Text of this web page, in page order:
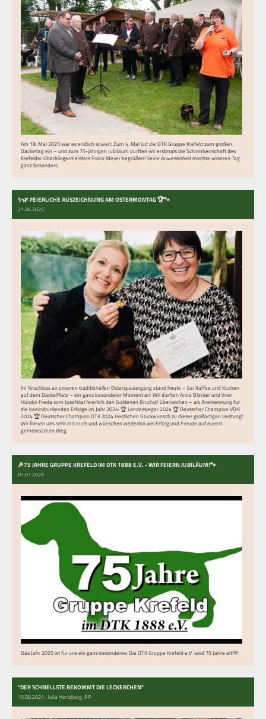
Am 18. Mai 2025 war es endlich soweit: Zum 4. Mal lud die DTK Gruppe Krefeld zum großen
Dackeltag ein – und zum 75-jährigen Jubiläum durften wir erstmals die Schirmherrschaft des
Krefelder Oberbürgermeisters Frank Meyer begrüßen! Seine Anwesenheit machte unseren Tag
ganz besonders.
✨🌿 FEIERLICHE AUSZEICHNUNG AM OSTERMONTAG 🏆🐾
21.04.2025
Im Anschluss an unseren traditionellen Osterspaziergang stand heute – bei Kaffee und Kuchen
auf dem DackelPlatz – ein ganz besonderer Moment an: Wir durften Anna Blecker und ihrer
Hündin Freda vom Josefstal feierlich den Goldenen Bruch🌿 überreichen – als Anerkennung für
die beeindruckenden Erfolge im Jahr 2024: 🏆 Landessieger 2024 🏆 Deutscher Champion VDH
2024 🏆 Deutscher Champion DTK 2024 Herzlichen Glückwunsch zu dieser großartigen Leistung!
Wir freuen uns sehr mit euch und wünschen weiterhin viel Erfolg und Freude auf eurem
gemeinsamen Weg.
🎉75 JAHRE GRUPPE KREFELD IM DTK 1888 E.V. - WIR FEIERN JUBILÄUM!🐾
01.01.2025
Das Jahr 2025 ist für uns ein ganz besonderes: Die DTK Gruppe Krefeld e.V. wird 75 Jahre alt!💚
"DER SCHNELLSTE BEKOMMT DIE LECKERCHEN"
15.09.2024 , Julia Hertzberg, RP